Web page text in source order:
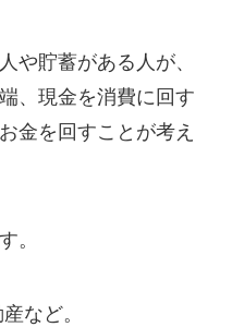
や貯蓄がある人が、
、現金を消費に回す
金を回すことが考え
。
など。